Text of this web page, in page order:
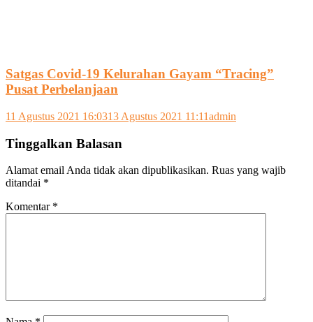
Satgas Covid-19 Kelurahan Gayam “Tracing”
Pusat Perbelanjaan
11 Agustus 2021 16:0313 Agustus 2021 11:11admin
Tinggalkan Balasan
Alamat email Anda tidak akan dipublikasikan. Ruas yang wajib
ditandai *
Komentar *